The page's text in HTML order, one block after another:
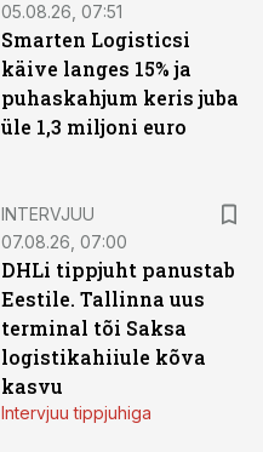
05.08.26, 07:51
Smarten Logisticsi
käive langes 15% ja
puhaskahjum keris juba
üle 1,3 miljoni euro
INTERVJUU
07.08.26, 07:00
DHLi tippjuht panustab
Eestile. Tallinna uus
terminal tõi Saksa
logistikahiiule kõva
kasvu
Intervjuu tippjuhiga